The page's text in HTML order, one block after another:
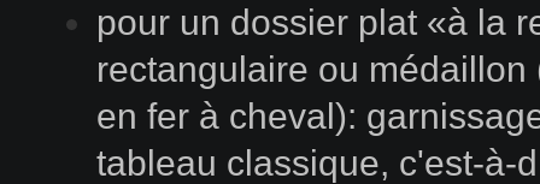
pour un dossier plat «à la
rectangulaire ou médaillon
en fer à cheval):
tableau classique, c'est-à-